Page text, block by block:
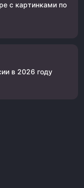
с картинками по
в 2026 году